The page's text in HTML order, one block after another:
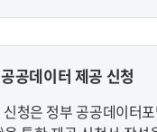
공공데이터 제공 신청
청은 정부 공공데이터